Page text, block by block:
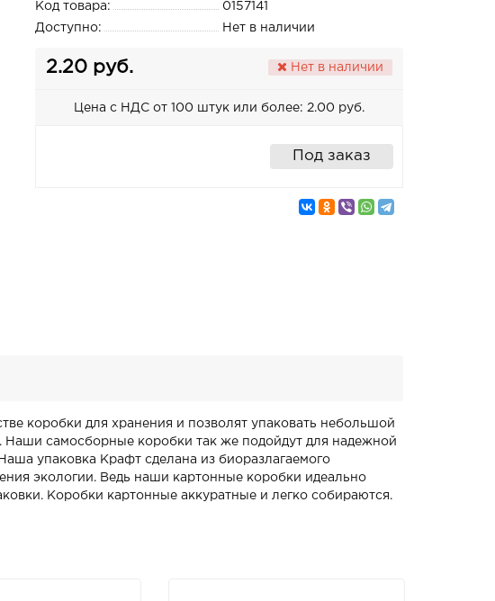
Код товара:
0157141
Доступно:
Нет в наличии
2.20 руб. Нет в наличии
Цена с НДС от 100 штук или более: 2.00 руб.
Под заказ
коробки для хранения и позволят упаковать небольшой
Наши самосборные коробки так же подойдут для надежной
упаковка Крафт сделана из биоразлагаемого
экологии. Ведь наши картонные коробки идеально
Коробки картонные аккуратные и легко собираются.